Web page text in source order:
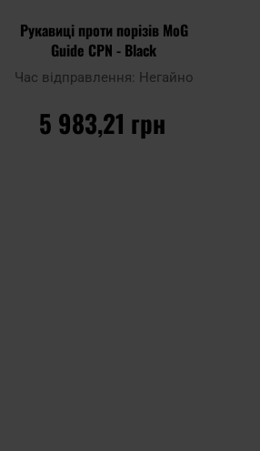
Рукавиці проти порізів MoG
Guide CPN - Black
Час відправлення: Негайно
5 983,21 грн